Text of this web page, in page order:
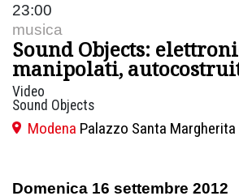
23:00
musica
Sound Objects:
manipolati,
Video
Sound Objects
Modena Palazzo Santa Margherita
Domenica 16 settembre 2012